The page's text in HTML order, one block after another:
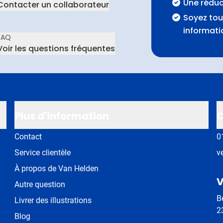
un collaborateur
les questions fréquentes
Une
Soyez
Contact
Service clientèle
À propos de Van Helden
Autre question
Livrer des illustrations
Blog